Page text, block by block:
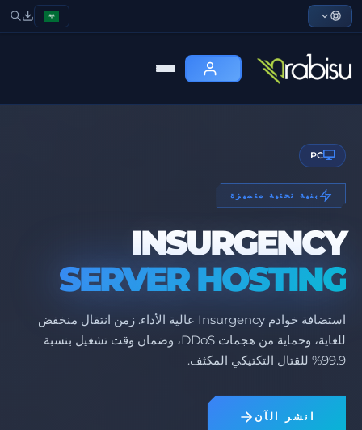
PC
بنية تحتية متميزة
INSURGENCY
SERVER HOSTING
استضافة خوادم Insurgency عالية الأداء. زمن انتقال منخفض
للغاية، وحماية من هجمات DDoS، وضمان وقت تشغيل بنسبة
99.9% للقتال التكتيكي المكثف.
انشر الآن